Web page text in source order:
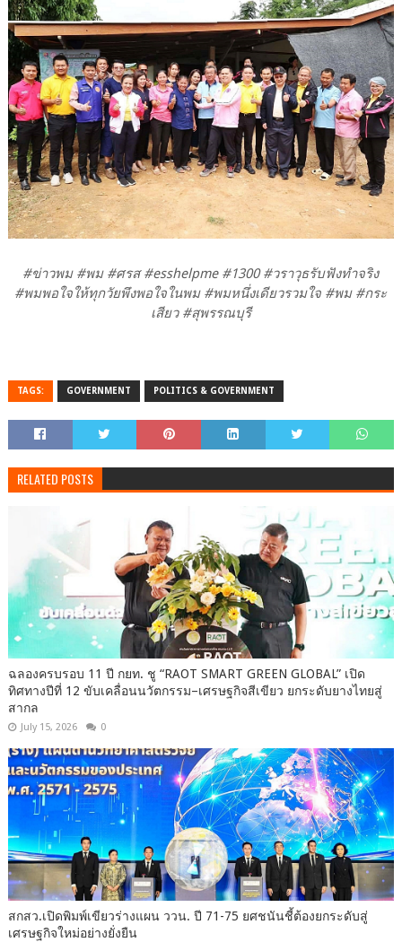
#ข่าวพม #พม #ศรส #esshelpme #1300 #วราวุธรับฟังทำจริง
#พมพอใจให้ทุกวัยพึงพอใจในพม #พมหนึ่งเดียวรวมใจ #พม #กระ
เสียว #สุพรรณบุรี
TAGS: GOVERNMENT POLITICS & GOVERNMENT
RELATED POSTS
ฉลองครบรอบ 11 ปี กยท. ชู “RAOT SMART GREEN GLOBAL” เปิด
ทิศทางปีที่ 12 ขับเคลื่อนนวัตกรรม–เศรษฐกิจสีเขียว ยกระดับยางไทยสู่
สากล
July 15, 2026 0
สกสว.เปิดพิมพ์เขียวร่างแผน ววน. ปี 71-75 ยศชนันชี้ต้องยกระดับสู่
เศรษฐกิจใหม่อย่างยั่งยืน